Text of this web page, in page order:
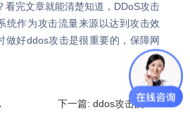
完文章就能清楚知道，DDoS攻击
统作为攻击流量来源以达到攻击效
做好ddos攻击是很重要的，保障网
下一篇:ddos攻击的特点有哪些?ddos攻击可以防御吗